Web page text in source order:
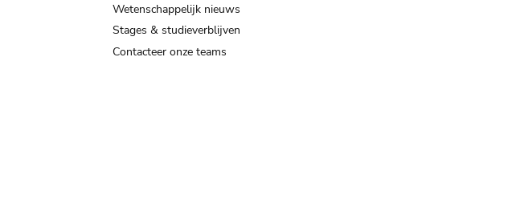
Wetenschappelijk nieuws
Stages & studieverblijven
Contacteer onze teams